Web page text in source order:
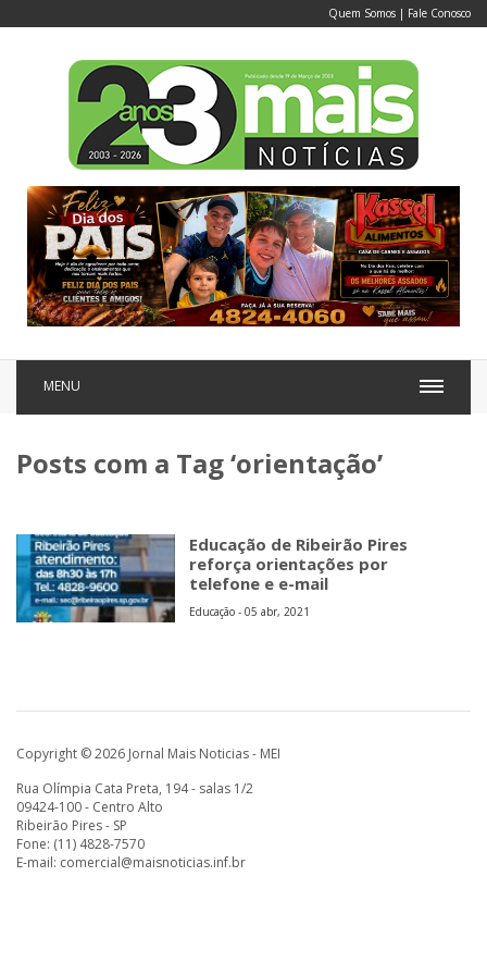
Quem Somos | Fale Conosco
MENU
Posts com a Tag ‘orientação’
Educação de Ribeirão Pires
reforça orientações por
telefone e e-mail
Educação - 05 abr, 2021
Copyright © 2026 Jornal Mais Noticias - MEI
Rua Olímpia Cata Preta, 194 - salas 1/2
09424-100 - Centro Alto
Ribeirão Pires - SP
Fone: (11) 4828-7570
E-mail: comercial@maisnoticias.inf.br